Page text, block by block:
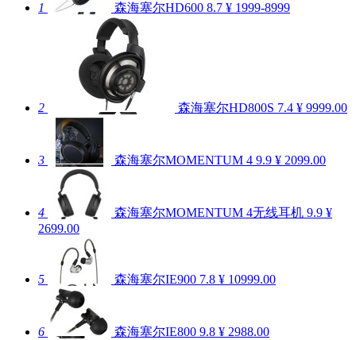
1 森海塞尔HD600 8.7 ¥ 1999-8999
2 森海塞尔HD800S 7.4 ¥ 9999.00
3 森海塞尔MOMENTUM 4 9.9 ¥ 2099.00
4 森海塞尔MOMENTUM 4无线耳机 9.9 ¥
2699.00
5 森海塞尔IE900 7.8 ¥ 10999.00
6 森海塞尔IE800 9.8 ¥ 2988.00